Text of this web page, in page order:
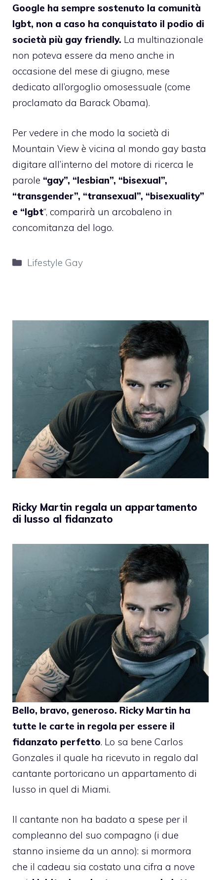
Google ha sempre sostenuto la comunità
lgbt, non a caso ha conquistato il podio di
società più gay friendly. La multinazionale
non poteva essere da meno anche in
occasione del mese di giugno, mese
dedicato all’orgoglio omosessuale (come
proclamato da Barack Obama).
Per vedere in che modo la società di
Mountain View è vicina al mondo gay basta
digitare all’interno del motore di ricerca le
parole “gay”, “lesbian”, “bisexual”,
“transgender”, “transexual”, “bisexuality”
e “lgbt“, comparirà un arcobaleno in
concomitanza del logo.
Categorie
Lifestyle Gay
Ricky Martin regala un appartamento
di lusso al fidanzato
Bello, bravo, generoso. Ricky Martin ha
tutte le carte in regola per essere il
fidanzato perfetto. Lo sa bene Carlos
Gonzales il quale ha ricevuto in regalo dal
cantante portoricano un appartamento di
lusso in quel di Miami.
Il cantante non ha badato a spese per il
compleanno del suo compagno (i due
stanno insieme da un anno): si mormora
che il cadeau sia costato una cifra a nove